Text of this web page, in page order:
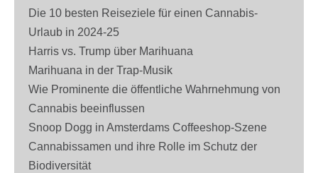
Die 10 besten Reiseziele für einen Cannabis-
Urlaub in 2024-25
Harris vs. Trump über Marihuana
Marihuana in der Trap-Musik
Wie Prominente die öffentliche Wahrnehmung von
Cannabis beeinflussen
Snoop Dogg in Amsterdams Coffeeshop-Szene
Cannabissamen und ihre Rolle im Schutz der
Biodiversität